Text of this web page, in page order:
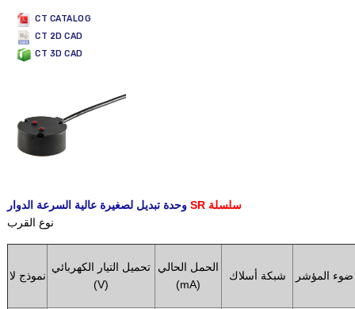
CT CATALOG
CT 2D CAD
CT 3D CAD
وحدة تبديل لصغيرة عالية السرعة الدوار
SR سلسلة
نوع القرب
نموذج لا
تحميل التيار الكهربائي
(V)
الحمل الحالي
(mA)
شبكة أسلاك ضوء المؤشر